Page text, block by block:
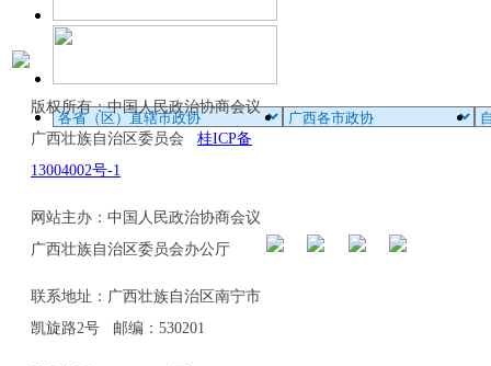
版权所有：中国人民政治协商会议
广西壮族自治区委员会 桂ICP备
13004002号-1
网站主办：中国人民政治协商会议
广西壮族自治区委员会办公厅
联系地址：广西壮族自治区南宁市
凯旋路2号 邮编：530201